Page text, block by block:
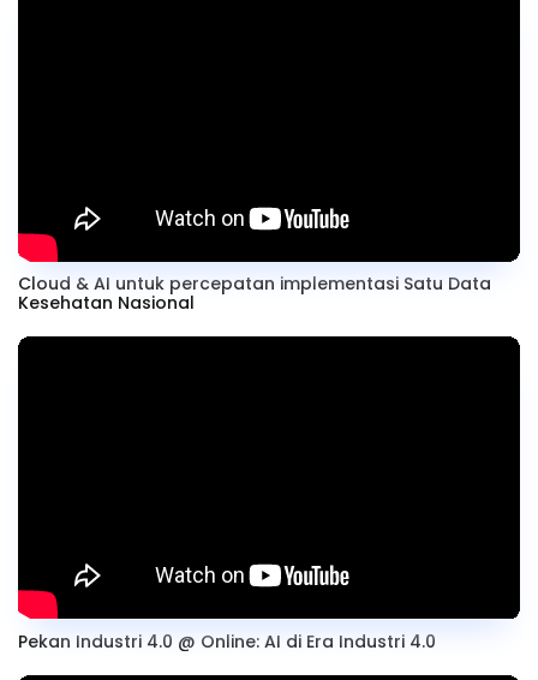
Cloud & AI untuk percepatan implementasi Satu Data
Kesehatan Nasional
Pekan Industri 4.0 @ Online: AI di Era Industri 4.0